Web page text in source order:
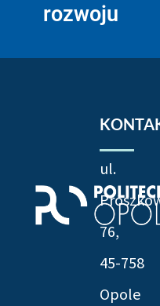
rozwoju
ul.
76,
45-758
Opole